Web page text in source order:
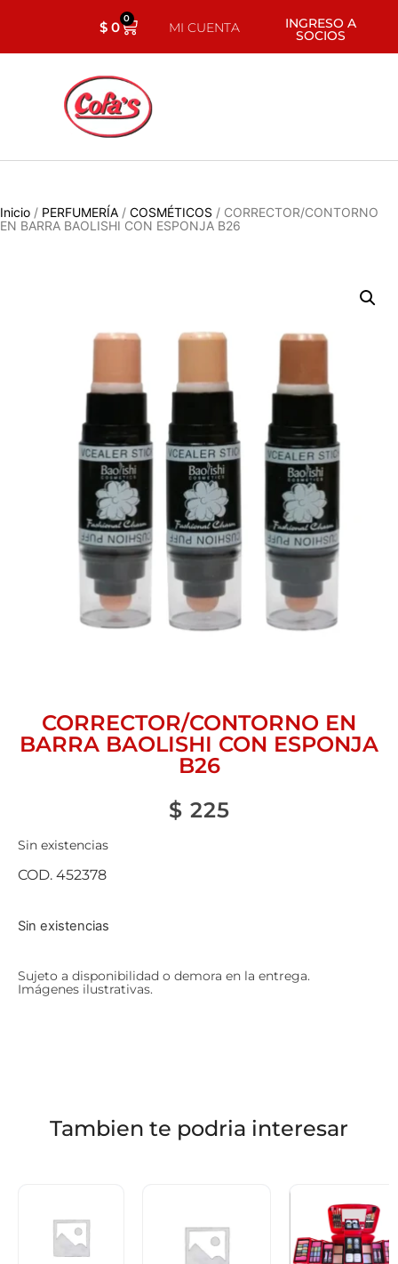
$0 0
MI CUENTA INGRESO A
SOCIOS
Inicio / PERFUMERÍA / COSMÉTICOS / CORRECTOR/CONTORNO
EN BARRA BAOLISHI CON ESPONJA B26
CORRECTOR/CONTORNO EN
BARRA BAOLISHI CON ESPONJA
B26
$ 225
Sin existencias
COD. 452378
Sin existencias
Sujeto a disponibilidad o demora en la entrega.
Imágenes ilustrativas.
Tambien te podria interesar